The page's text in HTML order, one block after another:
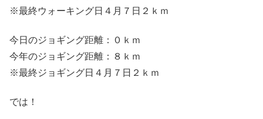
※最終ウォーキング日４月７日２ｋｍ
今日のジョギング距離：０ｋｍ
今年のジョギング距離：８ｋｍ
※最終ジョギング日４月７日２ｋｍ
では！